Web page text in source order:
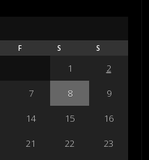
F S S
1
2
7 8
9
14 15
16
21 22
23